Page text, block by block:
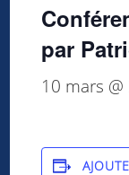
par
10 mars